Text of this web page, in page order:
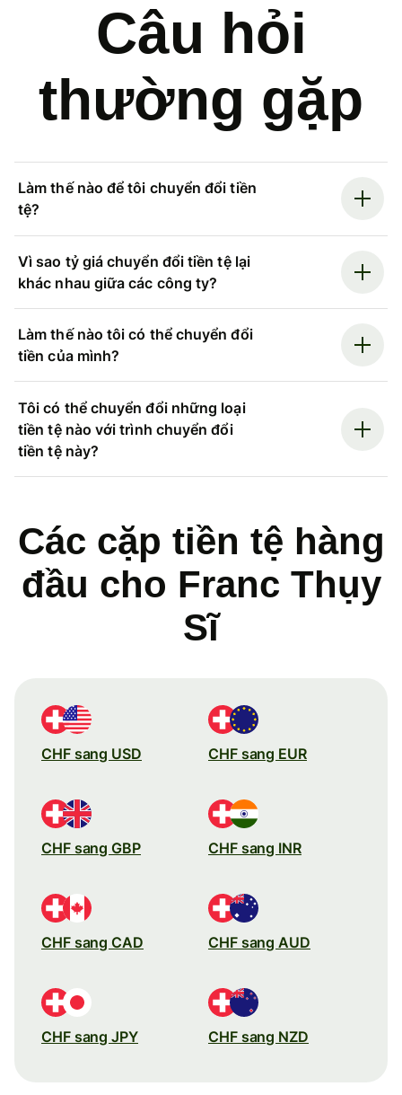
Câu hỏi
thường gặp
Làm thế nào để tôi chuyển đổi tiền
tệ?
Vì sao tỷ giá chuyển đổi tiền tệ lại
khác nhau giữa các công ty?
Làm thế nào tôi có thể chuyển đổi
tiền của mình?
Tôi có thể chuyển đổi những loại
tiền tệ nào với trình chuyển đổi
tiền tệ này?
Các cặp tiền tệ hàng
đầu cho Franc Thụy
Sĩ
CHF sang USD CHF sang EUR
CHF sang GBP CHF sang INR
CHF sang CAD CHF sang AUD
CHF sang JPY CHF sang NZD